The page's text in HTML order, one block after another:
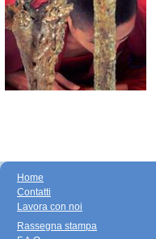
Home
Contatti
Lavora con noi
Rassegna stampa